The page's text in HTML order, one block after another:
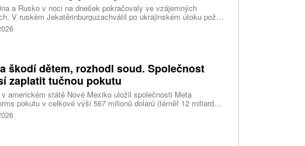
a Rusko v noci na dnešek pokračovaly ve vzájemných
V ruském Jekatěrinburguzachvátil po ukrajinském útoku požár
centrum ruského internetového prodejce Wildberries.
o tom informovala bez podrobností na síti Telegram.
škodí dětem, rozhodl soud. Společnost
zaplatit tučnou pokutu
americkém státě Nové Mexiko uložil společnosti Meta
pokutu v celkové výši 567 milionů dolarů (téměř 12 miliard
za újmu, kterou její platformy Facebook a Instagram působí
lidem. Firma musí změnit způsob ověřování věku.